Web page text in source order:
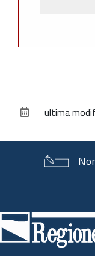
documento
ultima
di
pagina